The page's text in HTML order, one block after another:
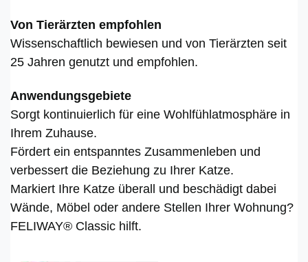
Von Tierärzten empfohlen
Wissenschaftlich bewiesen und von Tierärzten seit
25 Jahren genutzt und empfohlen.
Anwendungsgebiete
Sorgt kontinuierlich für eine Wohlfühlatmosphäre in
Ihrem Zuhause.
Fördert ein entspanntes Zusammenleben und
verbessert die Beziehung zu Ihrer Katze.
Markiert Ihre Katze überall und beschädigt dabei
Wände, Möbel oder andere Stellen Ihrer Wohnung?
FELIWAY® Classic hilft.